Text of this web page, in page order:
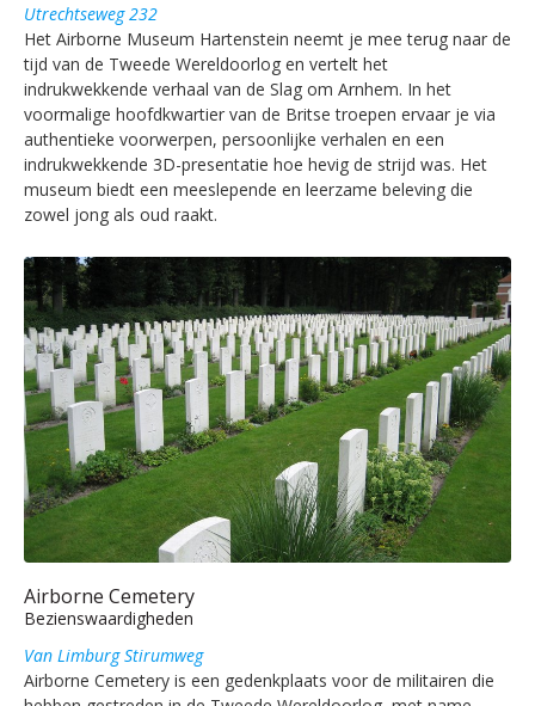
Utrechtseweg 232
Het Airborne Museum Hartenstein neemt je mee terug naar de
tijd van de Tweede Wereldoorlog en vertelt het
indrukwekkende verhaal van de Slag om Arnhem. In het
voormalige hoofdkwartier van de Britse troepen ervaar je via
authentieke voorwerpen, persoonlijke verhalen en een
indrukwekkende 3D-presentatie hoe hevig de strijd was. Het
museum biedt een meeslepende en leerzame beleving die
zowel jong als oud raakt.
Airborne Cemetery
Bezienswaardigheden
Van Limburg Stirumweg
Airborne Cemetery is een gedenkplaats voor de militairen die